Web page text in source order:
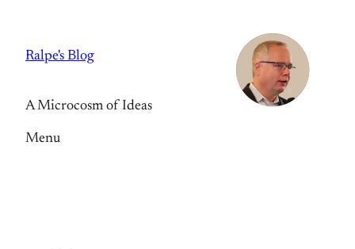
content
Ralpe's Blog
A Microcosm of Ideas
Menu